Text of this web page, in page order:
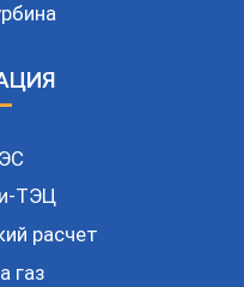
ТЭЦ
расчет
газ